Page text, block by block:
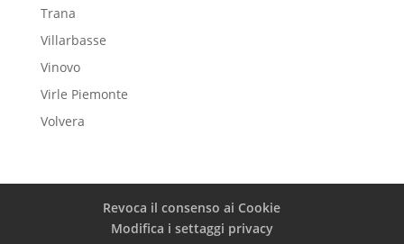
Trana
Villarbasse
Vinovo
Virle Piemonte
Volvera
Revoca il consenso ai Cookie
Modifica i settaggi privacy